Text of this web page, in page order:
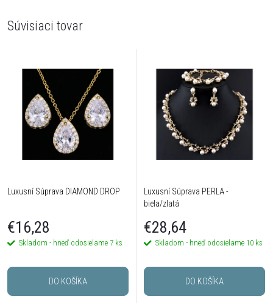
Súvisiaci tovar
Luxusní Súprava DIAMOND DROP
€16,28
Skladom - hneď odosielame 7 ks
DO KOŠÍKA
Luxusní Súprava PERLA -
biela/zlatá
€28,64
Skladom - hneď odosielame 10 ks
DO KOŠÍKA